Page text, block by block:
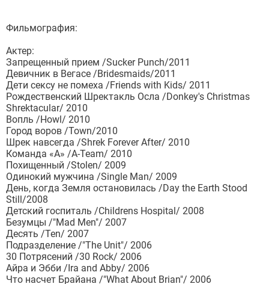
Фильмография:
Актер:
Запрещенный прием /Sucker Punch/2011
Девичник в Вегасе /Bridesmaids/2011
Дети сексу не помеха /Friends with Kids/ 2011
Рождественский Шректакль Осла /Donkey's Christmas
Shrektacular/ 2010
Вопль /Howl/ 2010
Город воров /Town/2010
Шрек навсегда /Shrek Forever After/ 2010
Команда «А» /A-Team/ 2010
Похищенный /Stolen/ 2009
Одинокий мужчина /Single Man/ 2009
День, когда Земля остановилась /Day the Earth Stood
Still/2008
Детский госпиталь /Childrens Hospital/ 2008
Безумцы /"Mad Men"/ 2007
Десять /Ten/ 2007
Подразделение /"The Unit"/ 2006
30 Потрясений /30 Rock/ 2006
Айра и Эбби /Ira and Abby/ 2006
Что насчет Брайана /"What About Brian"/ 2006